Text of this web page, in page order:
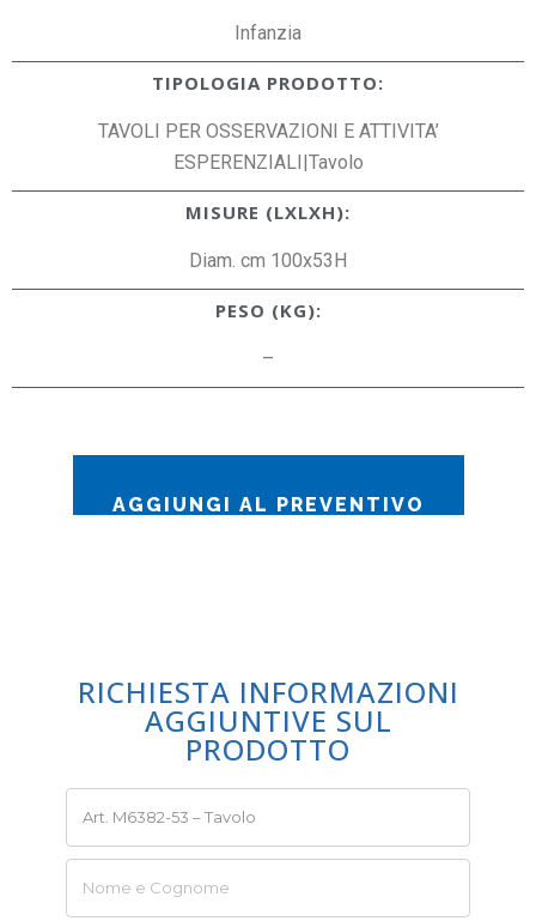
Infanzia
TIPOLOGIA PRODOTTO:
TAVOLI PER OSSERVAZIONI E ATTIVITA’
ESPERENZIALI|Tavolo
MISURE (LXLXH):
Diam. cm 100x53H
PESO (KG):
–
AGGIUNGI AL PREVENTIVO
RICHIESTA INFORMAZIONI
AGGIUNTIVE SUL
PRODOTTO